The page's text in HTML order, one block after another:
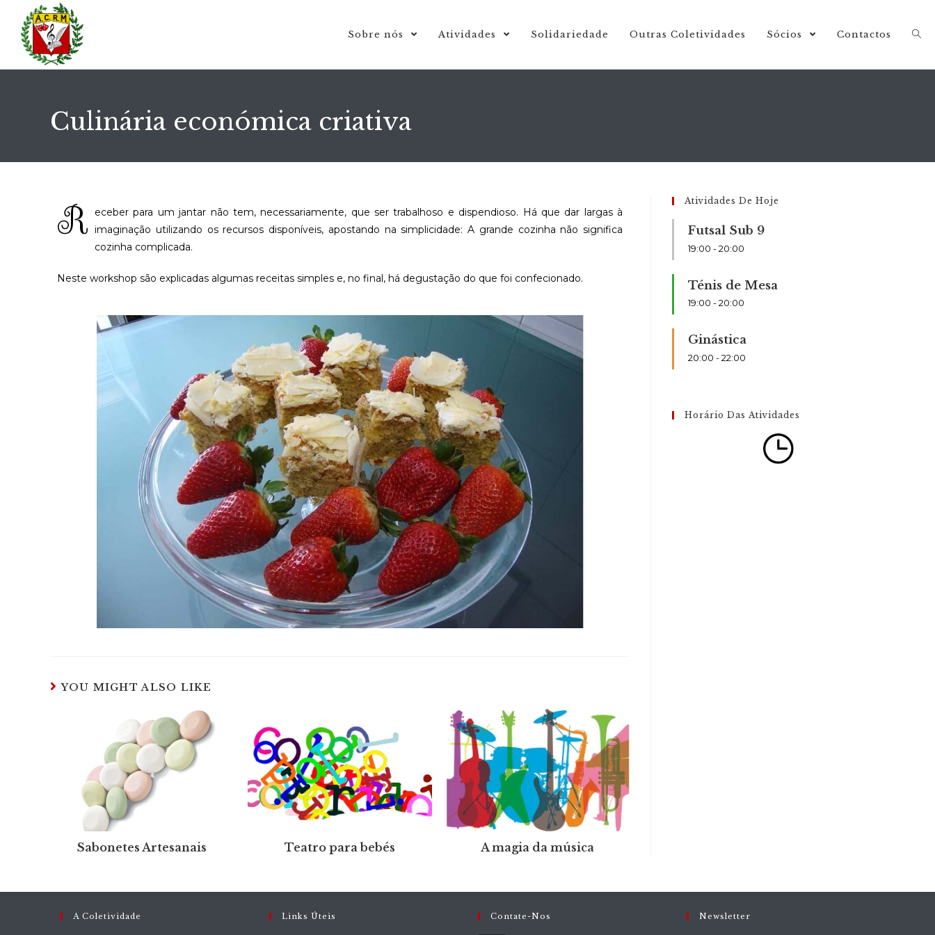
Sobre nós Atividades Solidariedade Outras Coletividades Sócios Contactos
Culinária económica criativa
R
eceber para um jantar não tem, necessariamente, que ser trabalhoso e dispendioso. Há que dar largas à
imaginação utilizando os recursos disponíveis, apostando na simplicidade: A grande cozinha não significa
cozinha complicada.
Neste workshop são explicadas algumas receitas simples e, no final, há degustação do que foi confecionado.
YOU MIGHT ALSO LIKE
Sabonetes Artesanais Teatro para bebés A magia da música
Atividades De Hoje
Futsal Sub 9
19:00 -20:00
Ténis de Mesa
19:00 -20:00
Ginástica
20:00 -22:00
Horário Das Atividades
A Coletividade Links Úteis Contate-Nos Newsletter